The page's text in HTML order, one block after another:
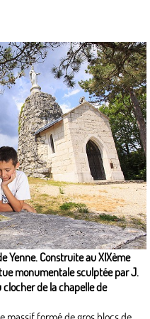
Yenne. Construite au XIXème
monumentale sculptée par J.
de la chapelle de